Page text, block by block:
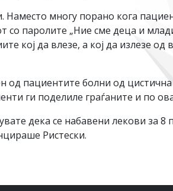
многу порано кога
паролите „Ние сме деца и
кој да влезе, а кој да излезе од
пациентите болни од цистична
ги поделиле граѓаните и по
дека се набавени лекови за
Ристески.